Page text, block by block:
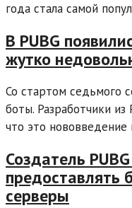
года стала самой
В PUBG
жутко
Со стартом седьмого
боты. Разработчики из
что это нововведение
Создатель
предоставлять
серверы